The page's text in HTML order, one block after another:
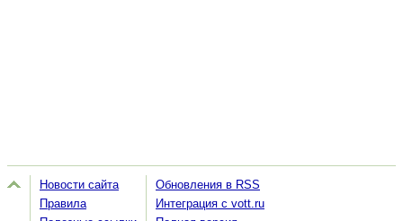
Новости сайта
Правила
Обновления в RSS
Интеграция с vott.ru